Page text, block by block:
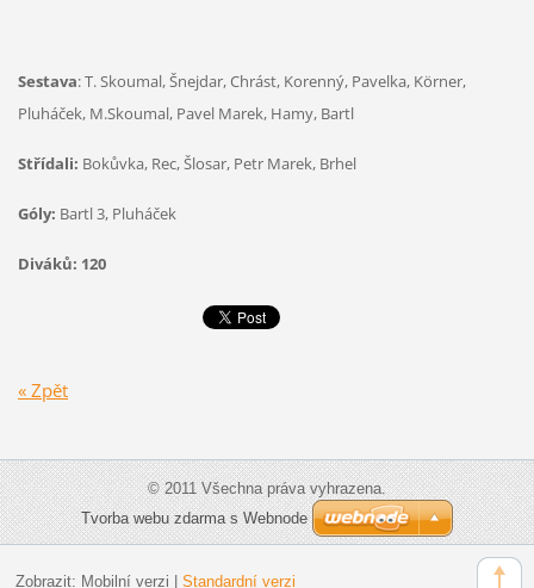
Sestava: T. Skoumal, Šnejdar, Chrást, Korenný, Pavelka, Körner,
Pluháček, M.Skoumal, Pavel Marek, Hamy, Bartl
Střídali: Bokůvka, Rec, Šlosar, Petr Marek, Brhel
Góly: Bartl 3, Pluháček
Diváků: 120
« Zpět
© 2011 Všechna práva vyhrazena.
Tvorba webu zdarma s Webnode
Zobrazit: Mobilní verzi | Standardní verzi